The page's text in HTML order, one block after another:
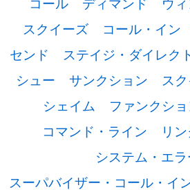
スクイーズ
コール・イン
センド
ステイジ・ダイレク
シュー
サンクション
ス
シェイム
ファンクシ
コマンド・ライン
リン
システム・エ
スーパバイザー・コール・イ